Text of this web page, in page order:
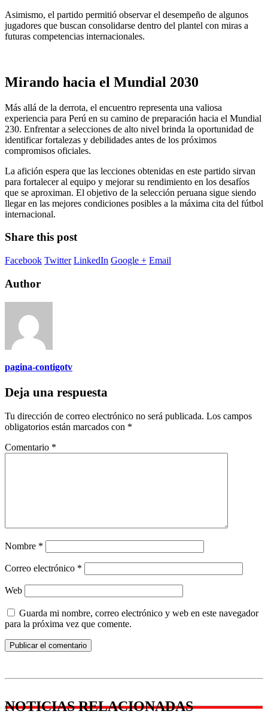
Asimismo, el partido permitió observar el desempeño de algunos
jugadores que buscan consolidarse dentro del plantel con miras a
futuras competencias internacionales.
Mirando hacia el Mundial 2030
Más allá de la derrota, el encuentro representa una valiosa
experiencia para Perú en su camino de preparación hacia el Mundial
230. Enfrentar a selecciones de alto nivel brinda la oportunidad de
identificar fortalezas y debilidades antes de los próximos
compromisos oficiales.
La afición espera que las lecciones obtenidas en este partido sirvan
para fortalecer al equipo y mejorar su rendimiento en los desafíos
que se aproximan. El objetivo de la selección peruana sigue siendo
llegar en las mejores condiciones posibles a la máxima cita del fútbol
internacional.
Share this post
Facebook Twitter LinkedIn Google + Email
Author
pagina-contigotv
Deja una respuesta
Tu dirección de correo electrónico no será publicada. Los campos
obligatorios están marcados con *
Comentario *
Nombre *
Correo electrónico *
Web
Guarda mi nombre, correo electrónico y web en este navegador
para la próxima vez que comente.
NOTICIAS RELACIONADAS